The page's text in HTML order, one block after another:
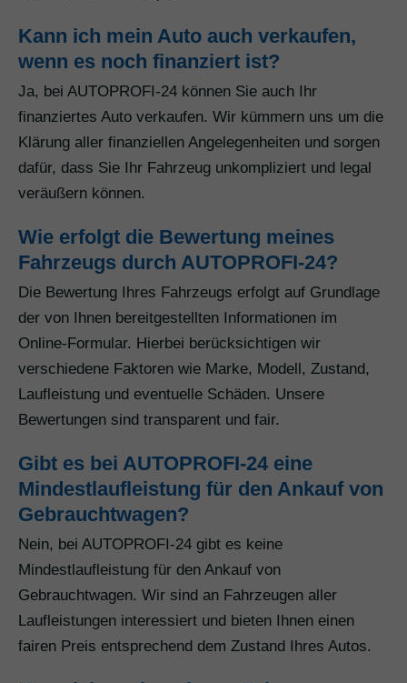
Kann ich mein Auto auch verkaufen,
wenn es noch finanziert ist?
Ja, bei AUTOPROFI-24 können Sie auch Ihr
finanziertes Auto verkaufen. Wir kümmern uns um die
Klärung aller finanziellen Angelegenheiten und sorgen
dafür, dass Sie Ihr Fahrzeug unkompliziert und legal
veräußern können.
Wie erfolgt die Bewertung meines
Fahrzeugs durch AUTOPROFI-24?
Die Bewertung Ihres Fahrzeugs erfolgt auf Grundlage
der von Ihnen bereitgestellten Informationen im
Online-Formular. Hierbei berücksichtigen wir
verschiedene Faktoren wie Marke, Modell, Zustand,
Laufleistung und eventuelle Schäden. Unsere
Bewertungen sind transparent und fair.
Gibt es bei AUTOPROFI-24 eine
Mindestlaufleistung für den Ankauf von
Gebrauchtwagen?
Nein, bei AUTOPROFI-24 gibt es keine
Mindestlaufleistung für den Ankauf von
Gebrauchtwagen. Wir sind an Fahrzeugen aller
Laufleistungen interessiert und bieten Ihnen einen
fairen Preis entsprechend dem Zustand Ihres Autos.